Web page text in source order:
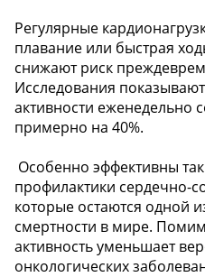
Регулярные
плавание или быстрая
снижают риск
Исследования
активности еженедельно
примерно на 40%.
Особенно эффективны
профилактики сердечно-
которые остаются одной
смертности в мире.
активность уменьшает
онкологических